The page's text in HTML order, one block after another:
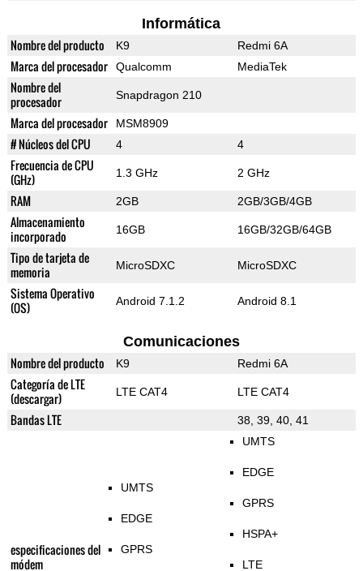
Informática
Nombre del producto K9 Redmi 6A
Marca del procesador Qualcomm MediaTek
Nombre del
procesador
Snapdragon 210
Marca del procesador MSM8909
# Núcleos del CPU 4 4
Frecuencia de CPU
(GHz)
1.3 GHz 2 GHz
RAM 2GB 2GB/3GB/4GB
Almacenamiento
incorporado
16GB 16GB/32GB/64GB
Tipo de tarjeta de
memoria
MicroSDXC MicroSDXC
Sistema Operativo
(OS)
Android 7.1.2 Android 8.1
Comunicaciones
Nombre del producto K9 Redmi 6A
Categoría de LTE
(descargar)
LTE CAT4 LTE CAT4
Bandas LTE 38, 39, 40, 41
especificaciones del
módem
UMTS
EDGE
GPRS
UMTS
EDGE
GPRS
HSPA+
LTE